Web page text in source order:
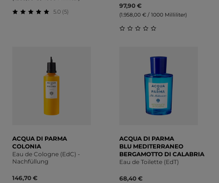
Durchschnittliche Bewertung von 5 von 5 Sternen
5.0 (5)
97,90 €
(1.958,00 € / 1000 Milliliter)
ACQUA DI PARMA
COLONIA
Eau de Cologne (EdC) -
Nachfüllung
146,70 €
ACQUA DI PARMA
BLU MEDITERRANEO
BERGAMOTTO DI CALABRIA
Eau de Toilette (EdT)
68,40 €